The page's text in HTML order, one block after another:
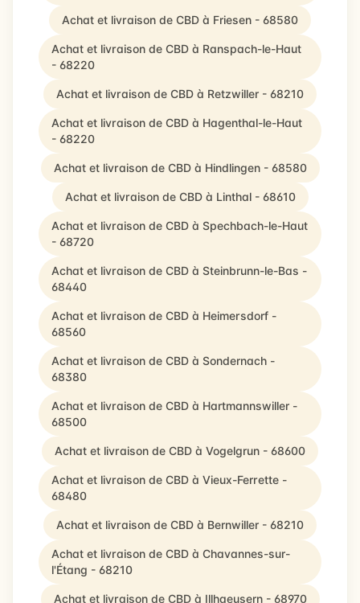
Achat et livraison de CBD à Friesen - 68580
Achat et livraison de CBD à Ranspach-le-Haut
- 68220
Achat et livraison de CBD à Retzwiller - 68210
Achat et livraison de CBD à Hagenthal-le-Haut
- 68220
Achat et livraison de CBD à Hindlingen - 68580
Achat et livraison de CBD à Linthal - 68610
Achat et livraison de CBD à Spechbach-le-Haut
- 68720
Achat et livraison de CBD à Steinbrunn-le-Bas -
68440
Achat et livraison de CBD à Heimersdorf -
68560
Achat et livraison de CBD à Sondernach -
68380
Achat et livraison de CBD à Hartmannswiller -
68500
Achat et livraison de CBD à Vogelgrun - 68600
Achat et livraison de CBD à Vieux-Ferrette -
68480
Achat et livraison de CBD à Bernwiller - 68210
Achat et livraison de CBD à Chavannes-sur-
l'Étang - 68210
Achat et livraison de CBD à Illhaeusern - 68970